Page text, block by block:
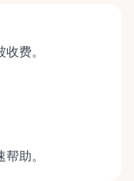
it’s about
while making a
our part to
费。
助。